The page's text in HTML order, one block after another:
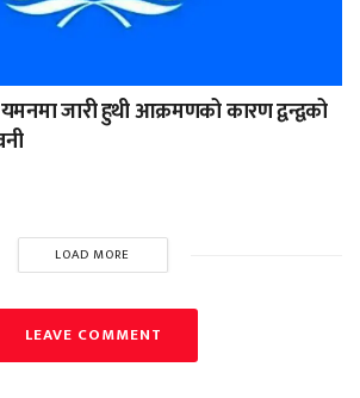
यमनमा जारी हुथी आक्रमणको कारण द्वन्द्वको
LOAD MORE
LEAVE COMMENT